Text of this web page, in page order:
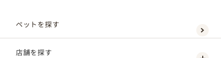
ペットを探す
店舗を探す